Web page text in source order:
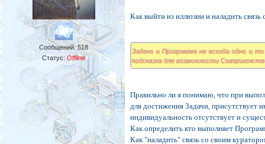
Сообщений:518
Статус:Offline
Как выйти из иллюзии и наладить
Задача и Программа не всегда одно и
подсказка для возможности
Правильно ли я понимаю, что при
для достижения Задачи, присутствует
индивидуальность отсутствует и
Как определить кто выполняет
Как "наладить" связь со своим